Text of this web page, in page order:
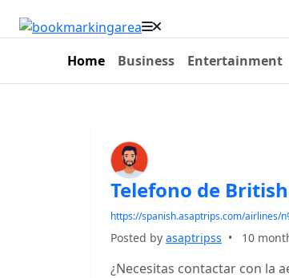
Home Business Entertainment
Telefono de
https://spanish.asaptrips.com/airlines/
Posted by asaptripss • 10
¿Necesitas contactar con la